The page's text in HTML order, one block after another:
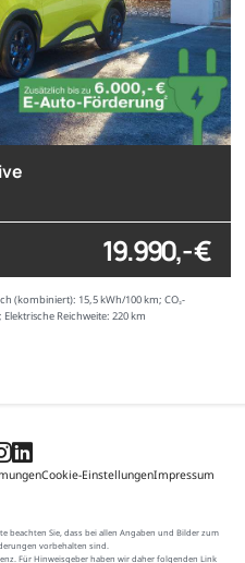
19.990,- €
(kombiniert): 15,5 kWh/100 km; CO₂-
Reichweite: 220 km
Cookie-EinstellungenImpressum
Sie, dass bei allen Angaben und Bilder zum
vorbehalten sind.
Für Hinweisgeber haben wir daher folgenden Link